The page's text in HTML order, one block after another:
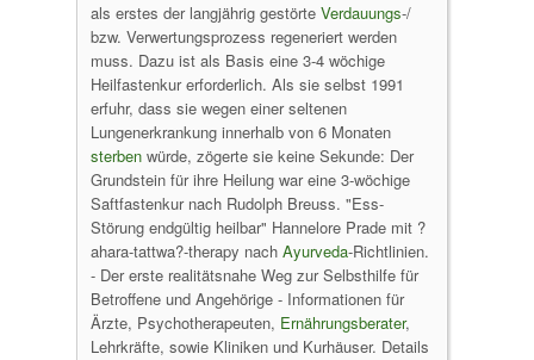
als erstes der langjährig gestörte Verdauungs-/
bzw. Verwertungsprozess regeneriert werden
muss. Dazu ist als Basis eine 3-4 wöchige
Heilfastenkur erforderlich. Als sie selbst 1991
erfuhr, dass sie wegen einer seltenen
Lungenerkrankung innerhalb von 6 Monaten
sterben würde, zögerte sie keine Sekunde: Der
Grundstein für ihre Heilung war eine 3-wöchige
Saftfastenkur nach Rudolph Breuss. "Ess-
Störung endgültig heilbar" Hannelore Prade mit ?
ahara-tattwa?-therapy nach Ayurveda-Richtlinien.
- Der erste realitätsnahe Weg zur Selbsthilfe für
Betroffene und Angehörige - Informationen für
Ärzte, Psychotherapeuten, Ernährungsberater,
Lehrkräfte, sowie Kliniken und Kurhäuser. Details